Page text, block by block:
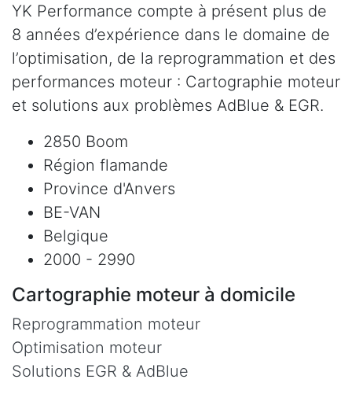
YK Performance compte à présent plus de
8 années d’expérience dans le domaine de
l’optimisation, de la reprogrammation et des
performances moteur : Cartographie moteur
et solutions aux problèmes AdBlue & EGR.
2850 Boom
Région flamande
Province d'Anvers
BE-VAN
Belgique
2000 - 2990
Cartographie moteur à domicile
Reprogrammation moteur
Optimisation moteur
Solutions EGR & AdBlue